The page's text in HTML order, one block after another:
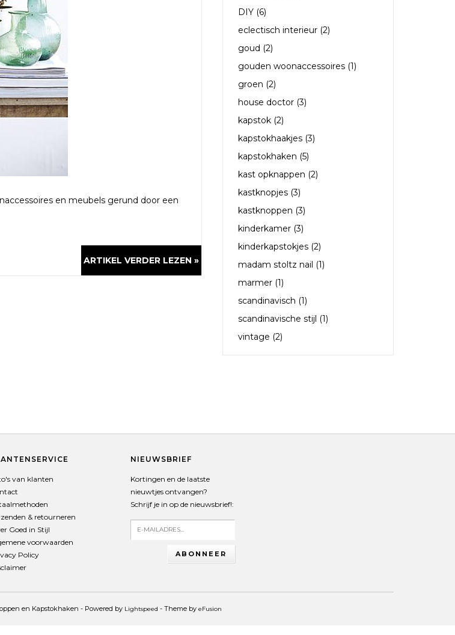
en meubels gerund door een
ARTIKEL VERDER LEZEN »
DIY (6)
eclectisch interieur (2)
goud (2)
gouden woonaccessoires (1)
groen (2)
house doctor (3)
kapstok (2)
kapstokhaakjes (3)
kapstokhaken (5)
kast opknappen (2)
kastknopjes (3)
kastknoppen (3)
kinderkamer (3)
kinderkapstokjes (2)
madam stoltz nail (1)
marmer (1)
scandinavisch (1)
scandinavische stijl (1)
vintage (2)
van klanten
& retourneren
Goed in Stijl
voorwaarden
Policy
NIEUWSBRIEF
Kortingen en de laatste
nieuwtjes ontvangen?
Schrijf je in op de nieuwsbrief!:
ABONNEER
en Kapstokhaken - Powered by Lightspeed - Theme by eFusion